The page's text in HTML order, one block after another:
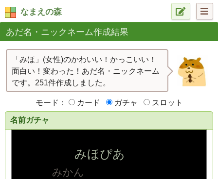
なまえの森
あだ名・ニックネーム作成結果
「みほ」(女性)のかわいい！かっこいい！
面白い！変わった！あだ名・ニックネーム
です。251件作成しました。
モード： カード ガチャ スロット
名前ガチャ